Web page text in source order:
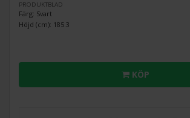
PRODUKTBLAD
Färg: Svart
Höjd (cm): 185.3
KÖP